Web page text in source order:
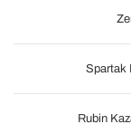
Spartak
Rubin